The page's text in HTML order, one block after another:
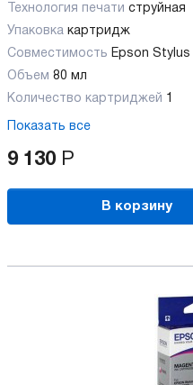
Технология печати струйная
Упаковка картридж
Совместимость Epson Stylus
Объем 80 мл
Количество картриджей 1
Показать все
9 130 Р
В корзину